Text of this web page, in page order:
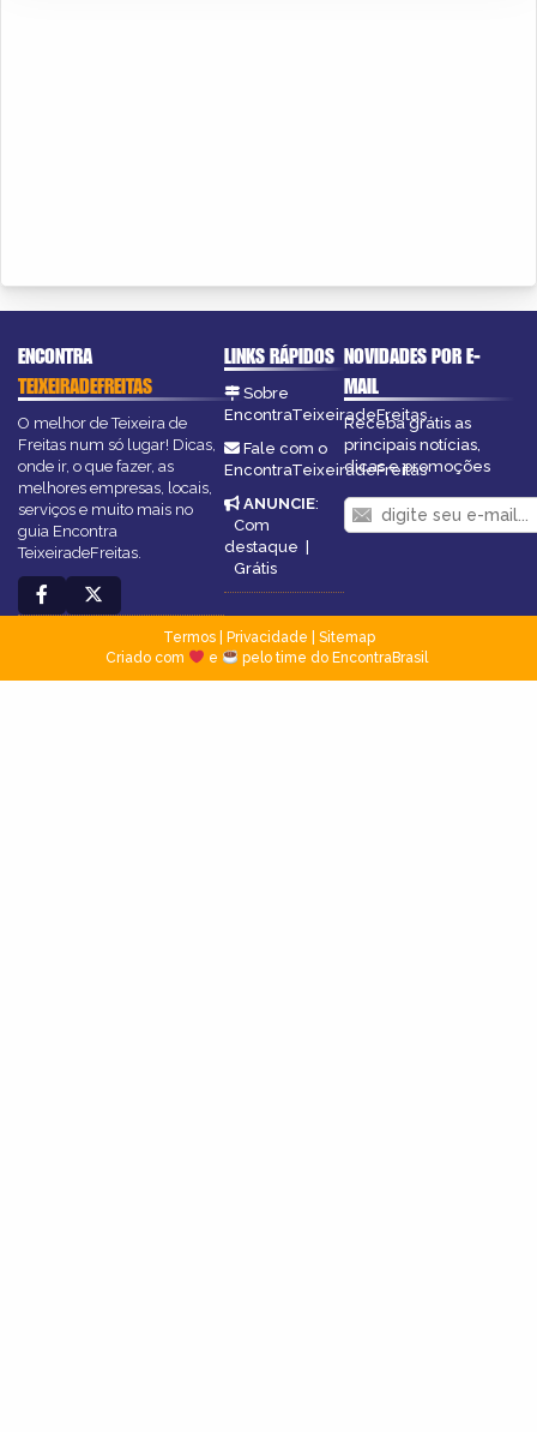
ENCONTRA
TEIXEIRADEFREITAS
O melhor de Teixeira de
Freitas num só lugar! Dicas,
onde ir, o que fazer, as
melhores empresas, locais,
serviços e muito mais no
guia Encontra
TeixeiradeFreitas.
LINKS RÁPIDOS
Sobre
EncontraTeixeiradeFreitas
Fale com o
EncontraTeixeiradeFreitas
ANUNCIE:
Com
destaque |
Grátis
NOVIDADES POR E-
MAIL
Receba grátis as
principais notícias,
dicas e promoções
Termos| Privacidade
Sitemap
Criado com
e pelo time do EncontraBrasil